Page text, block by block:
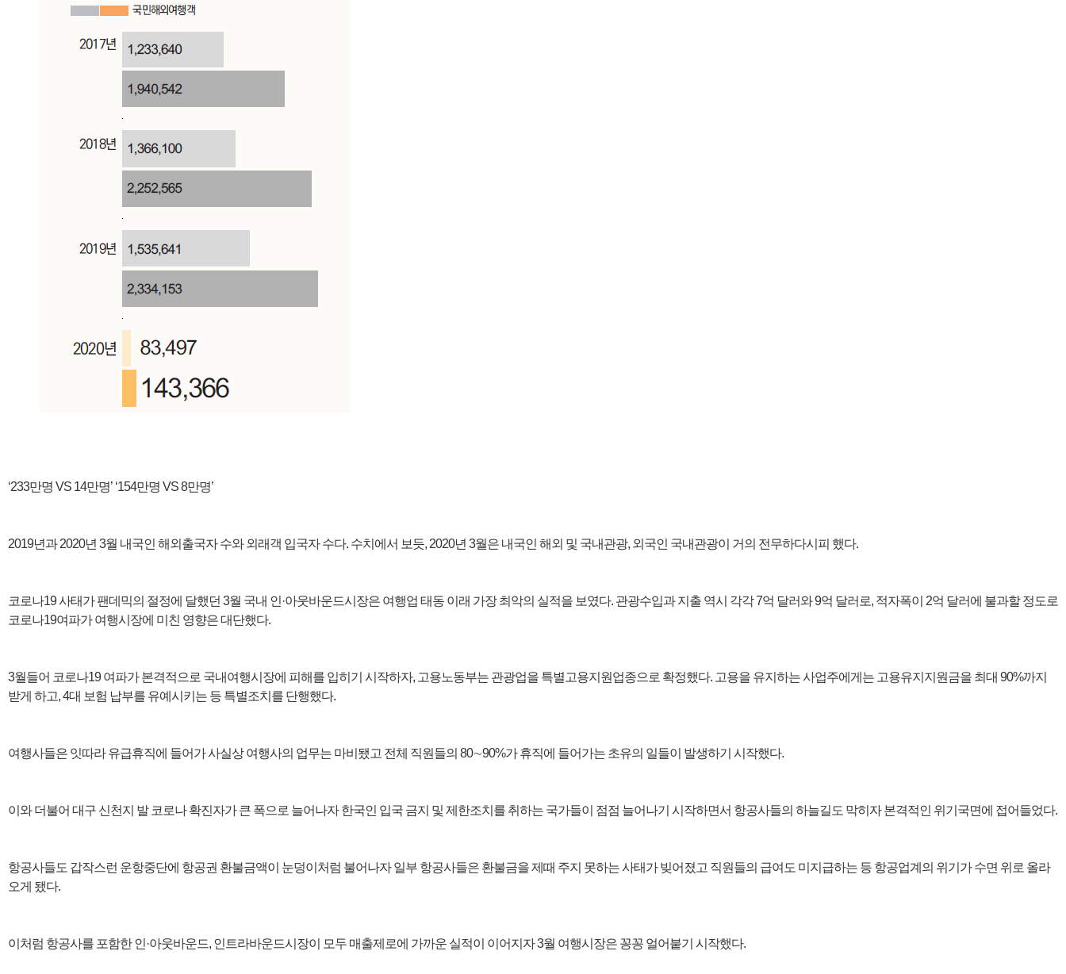
‘233만명 VS 14만명’ ‘154만명 VS 8만명’
2019년과 2020년 3월 내국인 해외출국자 수와 외래객 입국자 수다. 수치에서 보듯, 2020년 3월은 내국인 해외 및 국내관광, 외국인 국내관광이 거의 전무하다시피 했다.
코로나19 사태가 팬데믹의 절정에 달했던 3월 국내 인·아웃바운드시장은 여행업 태동 이래 가장 최악의 실적을 보였다. 관광수입과 지출 역시 각각 7억 달러와 9억 달러로, 적자폭이 2억 달러에 불과할 정도로
코로나19여파가 여행시장에 미친 영향은 대단했다.
3월들어 코로나19 여파가 본격적으로 국내여행시장에 피해를 입히기 시작하자, 고용노동부는 관광업을 특별고용지원업종으로 확정했다. 고용을 유지하는 사업주에게는 고용유지지원금을 최대 90%까지
받게 하고, 4대 보험 납부를 유예시키는 등 특별조치를 단행했다.
여행사들은 잇따라 유급휴직에 들어가 사실상 여행사의 업무는 마비됐고 전체 직원들의 80∼90%가 휴직에 들어가는 초유의 일들이 발생하기 시작했다.
이와 더불어 대구 신천지 발 코로나 확진자가 큰 폭으로 늘어나자 한국인 입국 금지 및 제한조치를 취하는 국가들이 점점 늘어나기 시작하면서 항공사들의 하늘길도 막히자 본격적인 위기국면에 접어들었다.
항공사들도 갑작스런 운항중단에 항공권 환불금액이 눈덩이처럼 불어나자 일부 항공사들은 환불금을 제때 주지 못하는 사태가 빚어졌고 직원들의 급여도 미지급하는 등 항공업계의 위기가 수면 위로 올라
오게 됐다.
이처럼 항공사를 포함한 인·아웃바운드, 인트라바운드시장이 모두 매출제로에 가까운 실적이 이어지자 3월 여행시장은 꽁꽁 얼어붙기 시작했다.